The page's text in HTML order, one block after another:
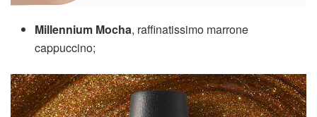
Millennium Mocha, raffinatissimo marrone
cappuccino;